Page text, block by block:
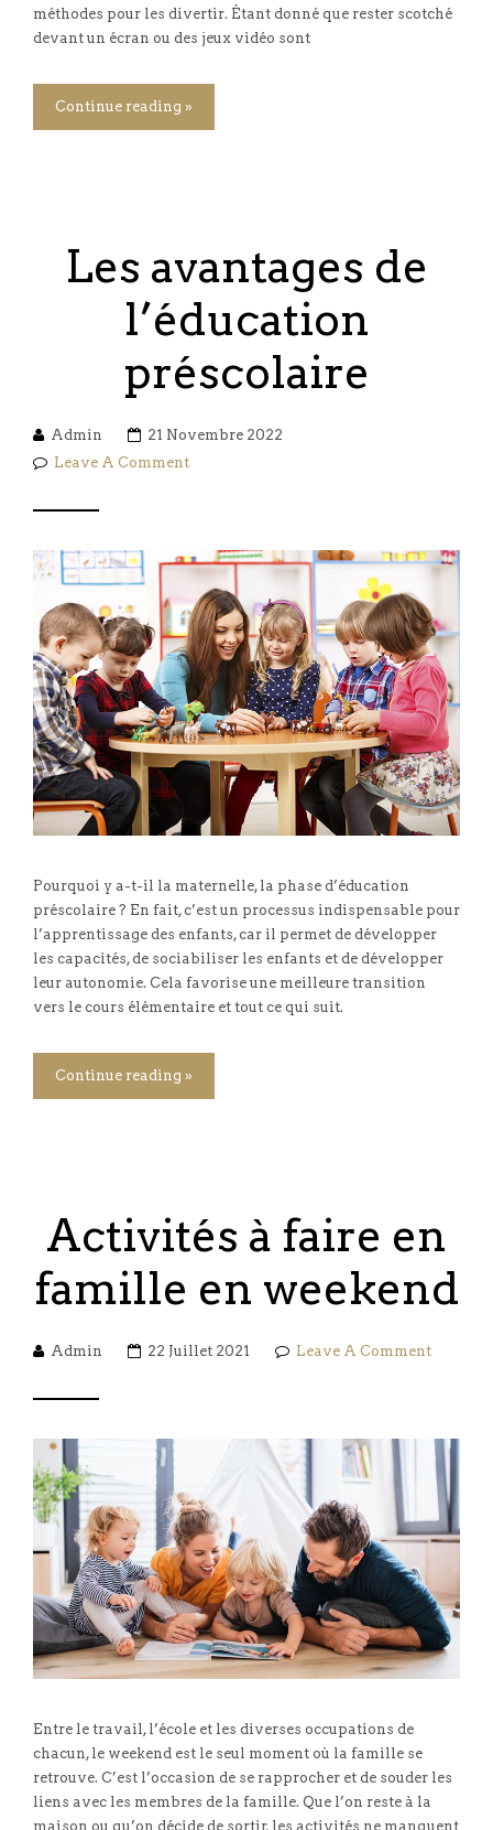
méthodes pour les divertir. Étant donné que rester scotché
devant un écran ou des jeux vidéo sont
Continue reading »
Les avantages de
l’éducation
préscolaire
Admin
21 Novembre 2022
Leave A Comment
Pourquoi y a-t-il la maternelle, la phase d’éducation
préscolaire ? En fait, c’est un processus indispensable pour
l’apprentissage des enfants, car il permet de développer
les capacités, de sociabiliser les enfants et de développer
leur autonomie. Cela favorise une meilleure transition
vers le cours élémentaire et tout ce qui suit.
Continue reading »
Activités à faire en
famille en weekend
Admin 22 Juillet 2021 Leave A Comment
Entre le travail, l’école et les diverses occupations de
chacun, le weekend est le seul moment où la famille se
retrouve. C’est l’occasion de se rapprocher et de souder les
liens avec les membres de la famille. Que l’on reste à la
maison ou qu’on décide de sortir, les activités ne manquent